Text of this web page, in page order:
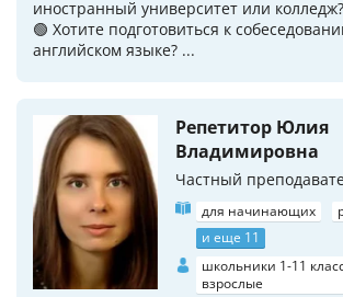
иностранный университет или колледж?
🟢 Хотите подготовиться к
английском языке? ...
Репетитор Юлия
Владимировна
Частный
для начинающих
и еще 11
школьники 1-11
взрослые